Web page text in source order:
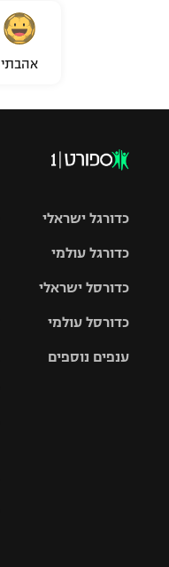
אהבתי
כדורגל ישראלי
גביע הטוטו
כדורגל עולמי
האלופות
ליגה
כדורסל ישראלי
סל
כדורסל עולמי
ענפים נוספים